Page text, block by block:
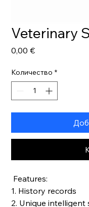
Veterinary
0,00 €Цена
Количество *
Features:
1. History records
2. Unique